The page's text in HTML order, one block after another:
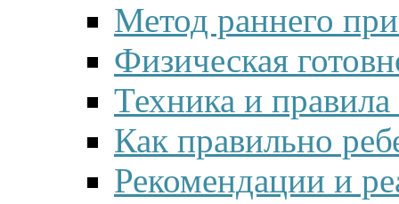
Метод раннего
Физическая
Техника и
Как правильно
Рекомендации и